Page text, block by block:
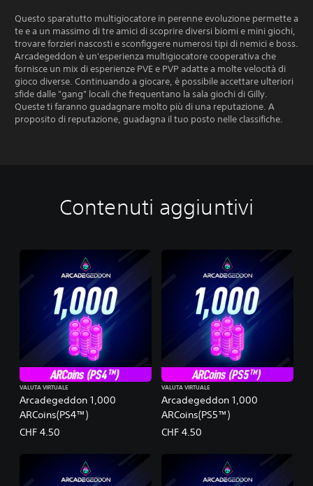
Questo sparatutto multigiocatore in perenne evoluzione permette a
te e a un massimo di tre amici di scoprire diversi biomi e mini giochi,
trovare forzieri nascosti e sconfiggere numerosi tipi di nemici e boss.
Arcadegeddon è un'esperienza multigiocatore cooperativa che
fornisce un mix di esperienze PVE e PVP adatte a molte velocità di
gioco diverse. Continuando a giocare, è possibile accettare ulteriori
sfide dalle "gang" locali che frequentano la sala giochi di Gilly.
Queste ti faranno guadagnare molto più di una reputazione. A
proposito di reputazione, guadagna il tuo posto nelle classifiche.
Contenuti aggiuntivi
Arcadegeddon 1,000
ARCoins(PS4™)
VALUTA VIRTUALE
CHF 4.50
Arcadegeddon 1,000
ARCoins(PS5™)
VALUTA VIRTUALE
CHF 4.50